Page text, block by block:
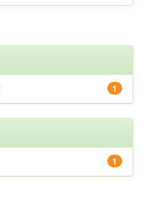
1
1